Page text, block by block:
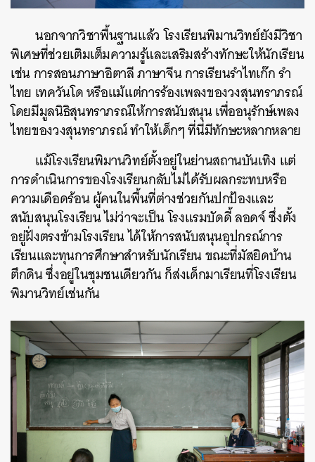
นอกจากวิชาพื้นฐานแล้ว โรงเรียนพิมานวิทย์ยังมีวิชา
พิเศษที่ช่วยเติมเต็มความรู้และเสริมสร้างทักษะให้นักเรียน
เช่น การสอนภาษาอิตาลี ภาษาจีน การเรียนรำไทเก๊กรำ
ไทย เทควันโด หรือแม้แต่การร้องเพลงของวงสุนทราภรณ์
โดยมีมูลนิธิสุนทราภรณ์ให้การสนับสนุน เพื่ออนุรักษ์เพลง
ไทยของวงสุนทราภรณ์ทำให้เด็กๆ ที่นี่มีทักษะหลากหลาย
แม้โรงเรียนพิมานวิทย์ตั้งอยู่ในย่านสถานบันเทิง แต่
การดำเนินการของโรงเรียนกลับไม่ได้รับผลกระทบหรือ
ความเดือดร้อน ผู้คนในพื้นที่ต่างช่วยกันปกป้องและ
สนับสนุนโรงเรียน ไม่ว่าจะเป็น โรงแรมบัดดี้ ลอดจ์ ซึ่งตั้ง
อยู่ฝั่งตรงข้ามโรงเรียน ได้ให้การสนับสนุนอุปกรณ์การ
เรียนและทุนการศึกษาสำหรับนักเรียน ขณะที่มัสยิดบ้าน
ตึกดิน ซึ่งอยู่ในชุมชนเดียวกัน ก็ส่งเด็กมาเรียนที่โรงเรียน
พิมานวิทย์เช่นกัน